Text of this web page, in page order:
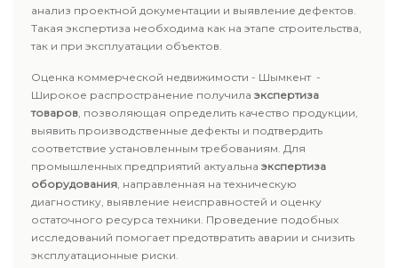
анализ проектной документации и выявление дефектов.
Такая экспертиза необходима как на этапе строительства,
так и при эксплуатации объектов.
Оценка коммерческой недвижимости - Шымкент -
Широкое распространение получила экспертиза
товаров, позволяющая определить качество продукции,
выявить производственные дефекты и подтвердить
соответствие установленным требованиям. Для
промышленных предприятий актуальна экспертиза
оборудования, направленная на техническую
диагностику, выявление неисправностей и оценку
остаточного ресурса техники. Проведение подобных
исследований помогает предотвратить аварии и снизить
эксплуатационные риски.